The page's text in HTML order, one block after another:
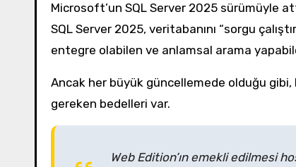
Microsoft’un SQL Server 2025 sürümüyle
SQL Server 2025, veritabanını “sorgu
entegre olabilen ve anlamsal arama
Ancak her büyük güncellemede olduğu
gereken bedelleri var.
Web Edition’ın emekli edilmesi